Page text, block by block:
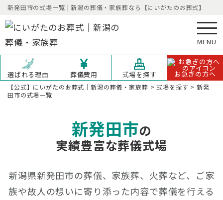
新発田市の式場一覧 | 新潟の葬儀・家族葬なら【にいがたのお葬式】
MENU
選ばれる理由 葬儀費用 式場を探す お急ぎの方へ
【公式】にいがたのお葬式｜新潟の葬儀・家族葬 >式場を探す >新発
田市の式場一覧
新発田市の
実績豊富な葬儀式場
新潟県新発田市の葬儀、家族葬、火葬など、ご家
族や故人の想いに寄り添った内容で葬儀を行える